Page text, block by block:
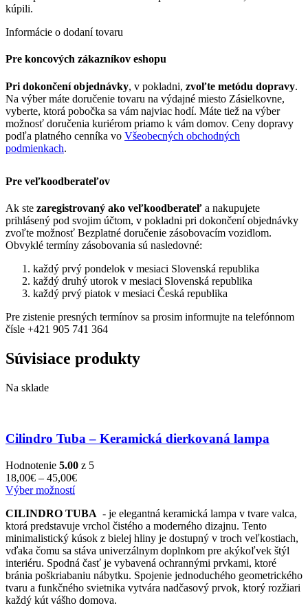
kúpili.
Informácie o dodaní tovaru
Pre koncových zákazníkov eshopu
Pri dokončení objednávky, v pokladni, zvoľte metódu dopravy.
Na výber máte doručenie tovaru na výdajné miesto Zásielkovne,
vyberte, ktorá pobočka sa vám najviac hodí. Máte tiež na výber
možnosť doručenia kuriérom priamo k vám domov. Ceny dopravy
podľa platného cenníka vo Všeobecných obchodných
podmienkach.
Pre veľkoodberateľov
Ak ste zaregistrovaný ako veľkoodberateľ a nakupujete
prihlásený pod svojim účtom, v pokladni pri dokončení objednávky
zvoľte možnosť Bezplatné doručenie zásobovacím vozidlom.
Obvyklé termíny zásobovania sú nasledovné:
každý prvý pondelok v mesiaci Slovenská republika
každý druhý utorok v mesiaci Slovenská republika
každý prvý piatok v mesiaci Česká republika
Pre zistenie presných termínov sa prosim informujte na telefónnom
čísle +421 905 741 364
Súvisiace produkty
Na sklade
Cilindro Tuba – Keramická dierkovaná lampa
Hodnotenie 5.00 z 5
18,00€ – 45,00€Price
through
45,00€
Výber možnostíTento
má
viacero
variantov.
Možnosti
si
môžete
vybrať
na
CILINDRO TUBA - je elegantná keramická lampa v tvare valca,
ktorá predstavuje vrchol čistého a moderného dizajnu. Tento
minimalistický kúsok z bielej hliny je dostupný v troch veľkostiach,
vďaka čomu sa stáva univerzálnym doplnkom pre akýkoľvek štýl
interiéru. Spodná časť je vybavená ochrannými prvkami, ktoré
bránia poškriabaniu nábytku. Spojenie jednoduchého geometrického
tvaru a funkčného svietnika vytvára nadčasový prvok, ktorý rozžiari
každý kút vášho domova.